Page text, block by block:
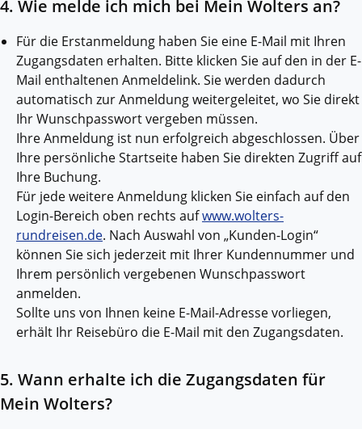
4. Wie melde ich mich bei Mein Wolters an?
Für die Erstanmeldung haben Sie eine E-Mail mit Ihren
Zugangsdaten erhalten. Bitte klicken Sie auf den in der E-
Mail enthaltenen Anmeldelink. Sie werden dadurch
automatisch zur Anmeldung weitergeleitet, wo Sie direkt
Ihr Wunschpasswort vergeben müssen.
Ihre Anmeldung ist nun erfolgreich abgeschlossen. Über
Ihre persönliche Startseite haben Sie direkten Zugriff auf
Ihre Buchung.
Für jede weitere Anmeldung klicken Sie einfach auf den
Login-Bereich oben rechts aufwww.wolters-
rundreisen.de. Nach Auswahl von „Kunden-Login“
können Sie sich jederzeit mit Ihrer Kundennummer und
Ihrem persönlich vergebenen Wunschpasswort
anmelden.
Sollte uns von Ihnen keine E-Mail-Adresse vorliegen,
erhält Ihr Reisebüro die E-Mail mit den Zugangsdaten.
5. Wann erhalte ich die Zugangsdaten für
Mein Wolters?